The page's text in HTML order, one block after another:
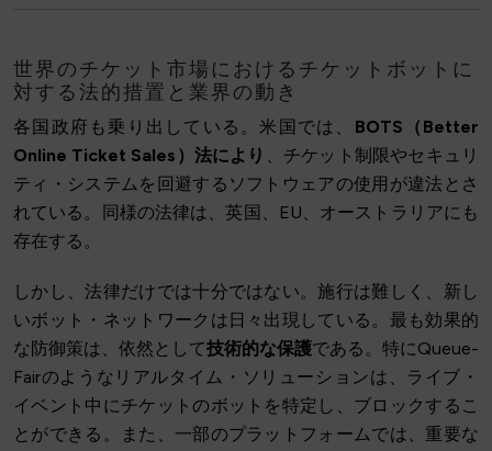
世界のチケット市場におけるチケットボットに
対する法的措置と業界の動き
各国政府も乗り出している。米国では、 BOTS（Better
Online Ticket Sales）法により 、チケット制限やセキュリ
ティ・システムを回避するソフトウェアの使用が違法とさ
れている。同様の法律は、英国、EU、オーストラリアにも
存在する。
しかし、法律だけでは十分ではない。施行は難しく、新し
いボット・ネットワークは日々出現している。最も効果的
な防御策は、依然として技術的な保護である。特にQueue-
Fairのようなリアルタイム・ソリューションは、ライブ・
イベント中にチケットのボットを特定し、ブロックするこ
とができる。また、一部のプラットフォームでは、重要な